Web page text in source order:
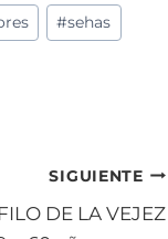
#sehas
SIGUIENTE
DE LA VEJEZ